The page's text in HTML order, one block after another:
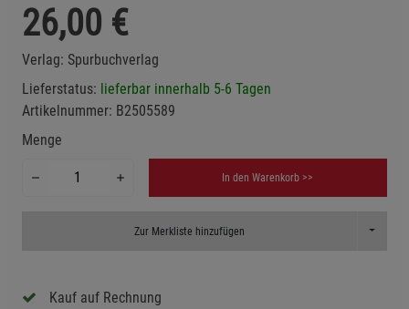
26,00 €
Verlag: Spurbuchverlag
Lieferstatus: lieferbar innerhalb 5-6 Tagen
Artikelnummer: B2505589
Menge
In den Warenkorb >>
Zur Merkliste hinzufügen Toggle
Kauf auf Rechnung